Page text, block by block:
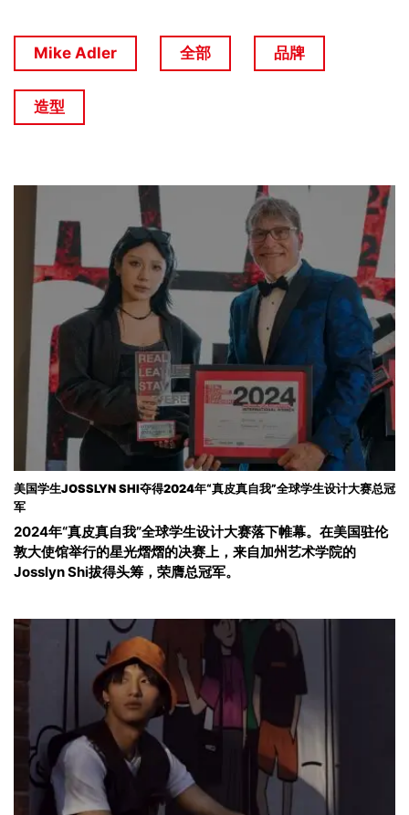
Mike Adler 全部 品牌
造型
美国学生JOSSLYN SHI夺得2024年“真皮真自我”全球学生设计大赛总冠
军
2024年“真皮真自我”全球学生设计大赛落下帷幕。在美国驻伦
敦大使馆举行的星光熠熠的决赛上，来自加州艺术学院的
Josslyn Shi拔得头筹，荣膺总冠军。